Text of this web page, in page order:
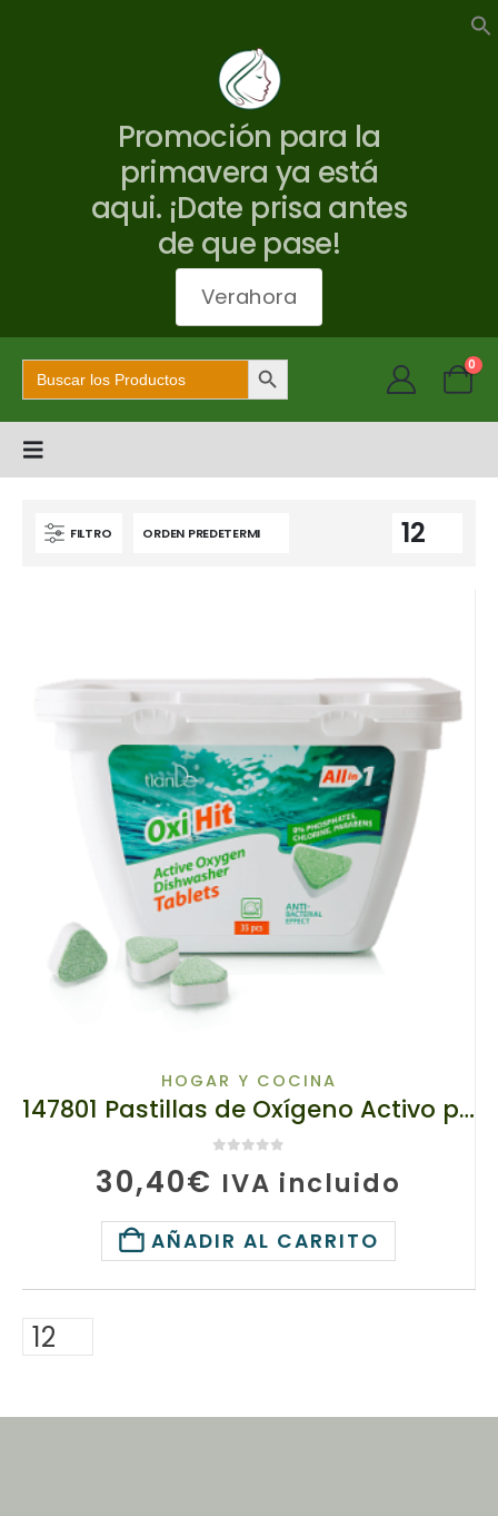
Promoción para la
primavera ya está
aqui. ¡Date prisa antes
de que pase!
Verahora
Buscar: Botón de búsqueda 0
FILTRO
HOGAR Y COCINA
147801 Pastillas de Oxígeno Activo para Lavavajillas, Ecodeviva por TianDe, 35 x 8g, Platos impecablemente limpios
30,40€ IVA incluido
AÑADIR AL CARRITO